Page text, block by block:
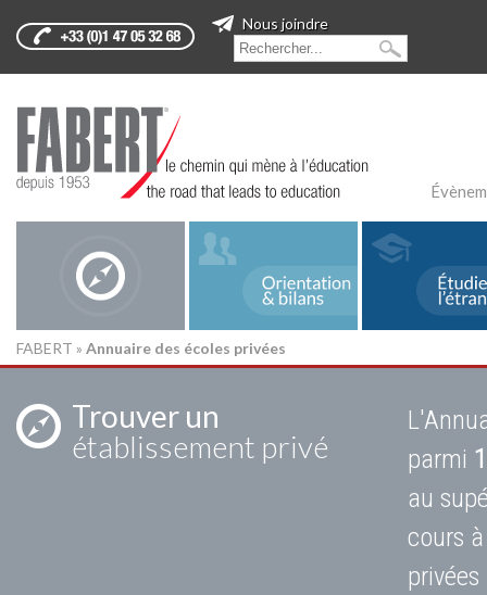
Nous joindre
FABERT » Annuaire des écoles privées
Trouver un
établissement privé
parmi
au
cours